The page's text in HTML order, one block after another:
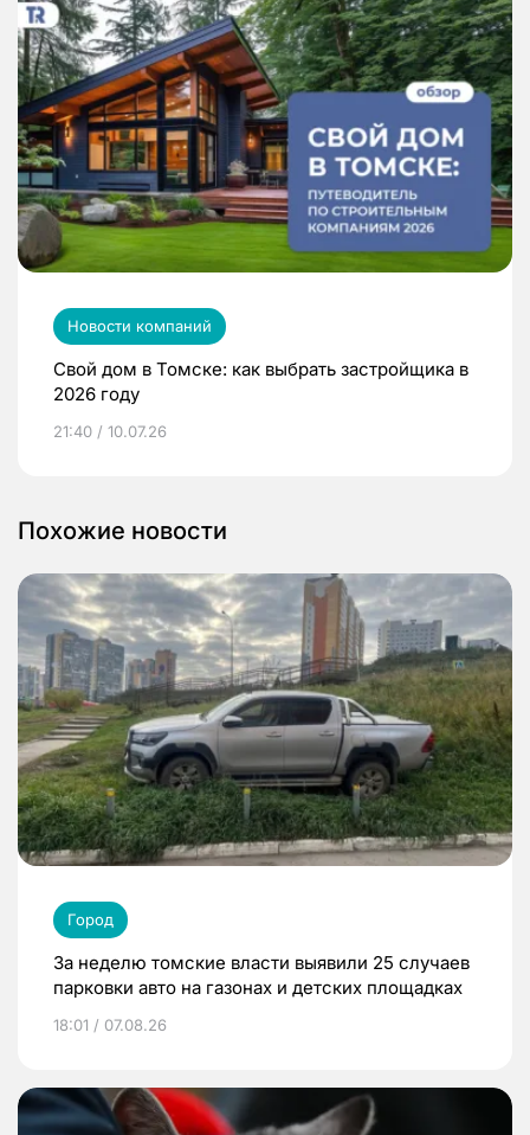
Новости компаний
Свой дом в Томске: как выбрать застройщика в
2026 году
21:40 / 10.07.26
Похожие новости
Город
За неделю томские власти выявили 25 случаев
парковки авто на газонах и детских площадках
18:01 / 07.08.26